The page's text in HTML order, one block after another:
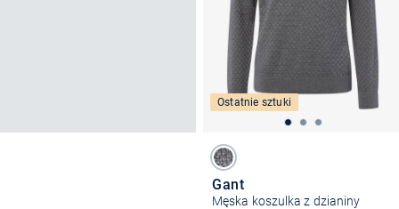
Ostatnie sztuki
Gant
Męska koszulka z dzianiny